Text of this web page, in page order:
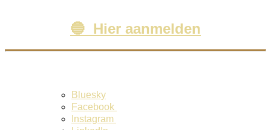
🔵 Hier aanmelden
Bluesky
Facebook
Instagram